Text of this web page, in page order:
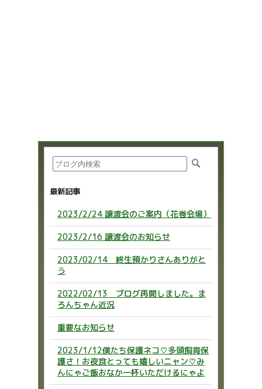
最新記事
2023/2/24 譲渡会のご案内（花巻会場）
2023/2/16 譲渡会のお知らせ
2023/02/14 終生預かりさんありがと
う
2022/02/13 ブログ再開しました。ま
ろんちゃん近況
重要なお知らせ
2023/1/12僕たち保護ネコ♡多頭飼育保
護さ！お夜食とっても嬉しいニャン♡み
んにゃご飯おなか一杯いただけるにゃよ